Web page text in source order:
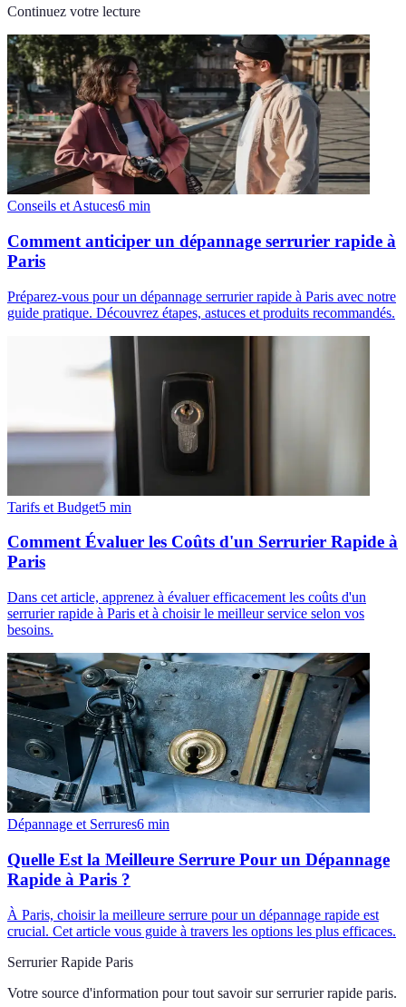
Continuez votre lecture
Conseils et Astuces6 min
Comment anticiper un dépannage serrurier rapide à
Paris
Préparez-vous pour un dépannage serrurier rapide à Paris avec notre
guide pratique. Découvrez étapes, astuces et produits recommandés.
Tarifs et Budget5 min
Comment Évaluer les Coûts d'un Serrurier Rapide à
Paris
Dans cet article, apprenez à évaluer efficacement les coûts d'un
serrurier rapide à Paris et à choisir le meilleur service selon vos
besoins.
Dépannage et Serrures6 min
Quelle Est la Meilleure Serrure Pour un Dépannage
Rapide à Paris ?
À Paris, choisir la meilleure serrure pour un dépannage rapide est
crucial. Cet article vous guide à travers les options les plus efficaces.
Serrurier Rapide Paris
Votre source d'information pour tout savoir sur serrurier rapide paris.